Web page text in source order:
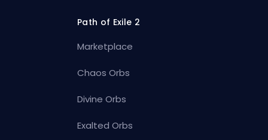
Path of Exile 2
Marketplace
Chaos Orbs
Divine Orbs
Exalted Orbs